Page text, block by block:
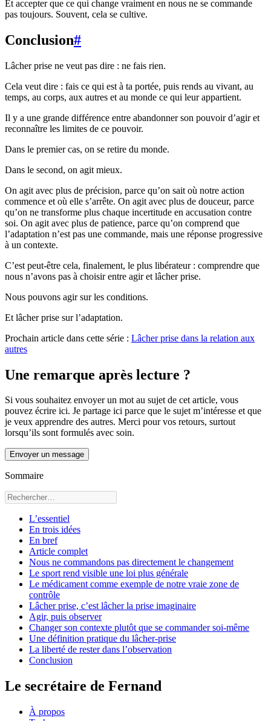
Et accepter que ce qui change vraiment en nous ne se commande
pas toujours. Souvent, cela se cultive.
Conclusion#
Lâcher prise ne veut pas dire : ne fais rien.
Cela veut dire : fais ce qui est à ta portée, puis rends au vivant, au
temps, au corps, aux autres et au monde ce qui leur appartient.
Il y a une grande différence entre abandonner son pouvoir d’agir et
reconnaître les limites de ce pouvoir.
Dans le premier cas, on se retire du monde.
Dans le second, on agit mieux.
On agit avec plus de précision, parce qu’on sait où notre action
commence et où elle s’arrête. On agit avec plus de douceur, parce
qu’on ne transforme plus chaque incertitude en accusation contre
soi. On agit avec plus de patience, parce qu’on comprend que
l’adaptation n’est pas une commande, mais une réponse progressive
à un contexte.
C’est peut-être cela, finalement, le plus libérateur : comprendre que
nous n’avons pas à choisir entre agir et lâcher prise.
Nous pouvons agir sur les conditions.
Et lâcher prise sur l’adaptation.
Prochain article dans cette série : Lâcher prise dans la relation aux
autres
Une remarque après lecture ?
Si vous souhaitez envoyer un mot au sujet de cet article, vous
pouvez écrire ici. Je partage ici parce que le sujet m’intéresse et que
je veux apprendre des autres. Merci pour vos retours, surtout
lorsqu’ils sont formulés avec soin.
Envoyer un message
Sommaire
L’essentiel
En trois idées
En bref
Article complet
Nous ne commandons pas directement le changement
Le sport rend visible une loi plus générale
Le médicament comme exemple de notre vraie zone de
contrôle
Lâcher prise, c’est lâcher la prise imaginaire
Agir, puis observer
Changer son contexte plutôt que se commander soi-même
Une définition pratique du lâcher-prise
La liberté de rester dans l’observation
Conclusion
Le secrétaire de Fernand
À propos